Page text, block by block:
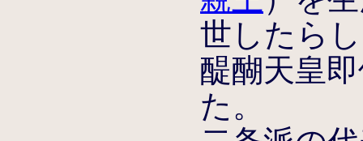
世したら
醍醐天皇
た。